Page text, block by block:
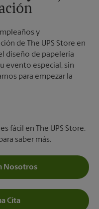
y
de The UPS Store en
diseño de papelería
evento especial, sin
para empezar la
fácil en The UPS Store.
saber más.
Nosotros
Cita